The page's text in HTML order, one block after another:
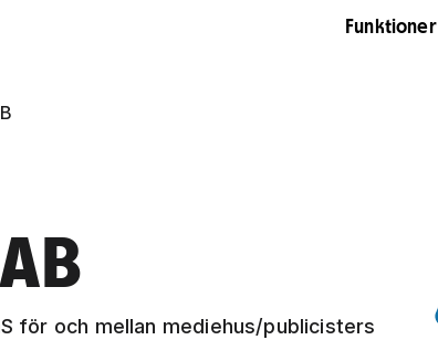
Funktioner
för och mellan mediehus/publicisters